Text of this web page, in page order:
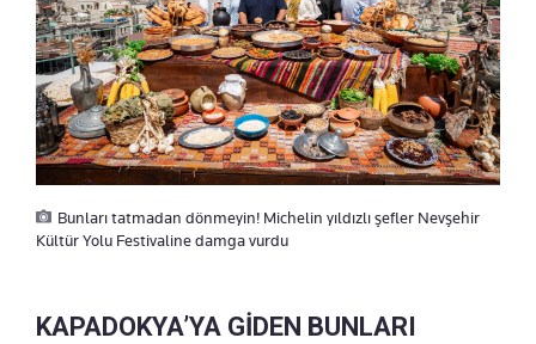
Bunları tatmadan dönmeyin! Michelin yıldızlı şefler Nevşehir
Kültür Yolu Festivaline damga vurdu
KAPADOKYA’YA GİDEN BUNLARI